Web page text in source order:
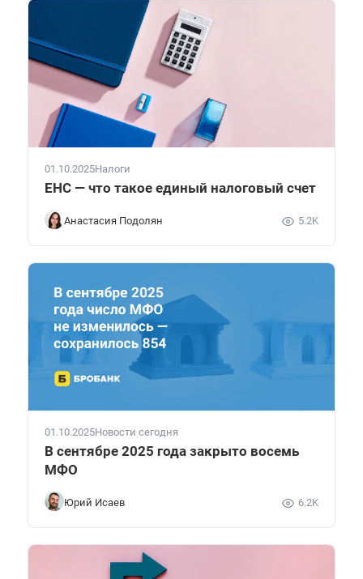
01.10.2025Налоги
ЕНС — что такое единый налоговый счет
Анастасия Подолян 5.2K
01.10.2025Новости сегодня
В сентябре 2025 года закрыто восемь
МФО
Юрий Исаев 6.2K